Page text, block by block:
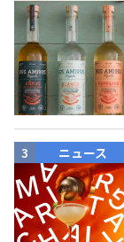
ニュース